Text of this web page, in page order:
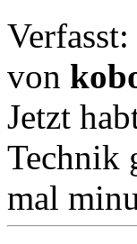
Verfasst:
von
Jetzt
Technik
mal